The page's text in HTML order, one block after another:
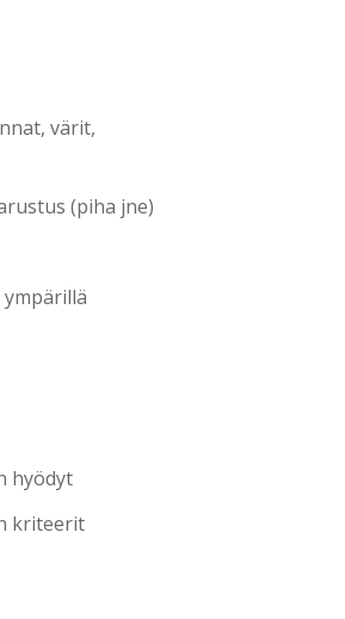
värit,
(piha jne)
ympärillä
hyödyt
kriteerit